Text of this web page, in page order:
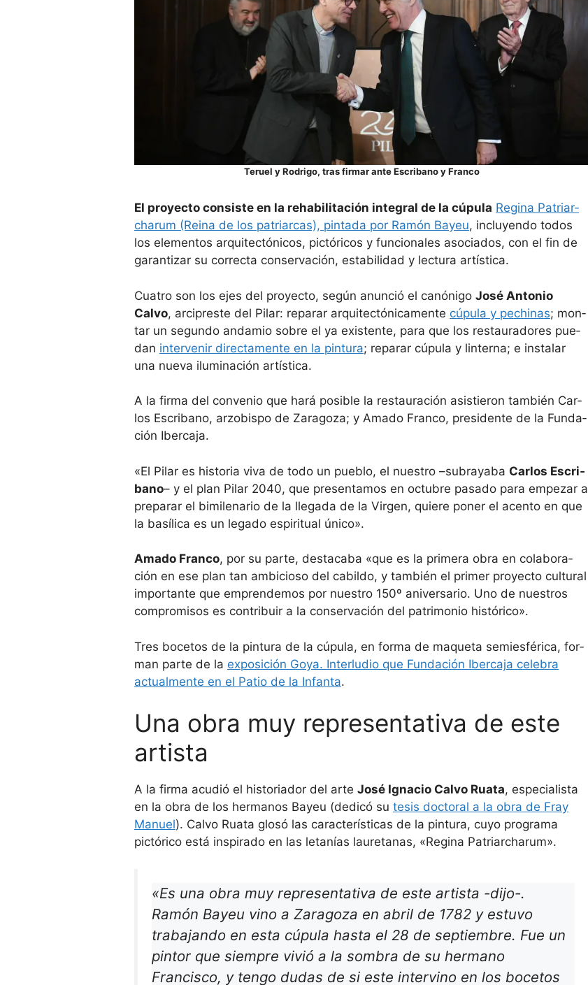
Teruel y Rodrigo, tras firmar ante Escribano y Franco
El pro­yecto con­siste en la reha­bi­li­ta­ción inte­gral de la cúpula Regina Patriar­
cha­rum (Reina de los patriar­cas), pin­tada por Ramón Bayeu, inclu­yendo todos
los ele­men­tos arqui­tec­tó­ni­cos, pic­tó­ri­cos y fun­cio­na­les aso­cia­dos, con el fin de
garan­ti­zar su correcta con­ser­va­ción, esta­bi­li­dad y lec­tura artís­tica.
Cua­tro son los ejes del pro­yecto, según anun­ció el canó­nigo José Anto­nio
Calvo, arci­preste del Pilar: repa­rar arqui­tec­tó­ni­ca­mente cúpula y pechi­nas; mon­
tar un segundo anda­mio sobre el ya exis­tente, para que los res­tau­ra­do­res pue­
dan inter­ve­nir direc­ta­mente en la pin­tura; repa­rar cúpula y lin­terna; e ins­ta­lar
una nueva ilu­mi­na­ción artís­tica.
A la firma del con­ve­nio que hará posi­ble la res­tau­ra­ción asis­tie­ron tam­bién Car­
los Escri­bano, arzo­bispo de Zara­goza; y Amado Franco, pre­si­dente de la Fun­da­
ción Iber­caja.
«El Pilar es his­to­ria viva de todo un pue­blo, el nues­tro –subra­yaba Car­los Escri­
bano– y el plan Pilar 2040, que pre­sen­ta­mos en octu­bre pasado para empe­zar a
pre­pa­rar el bimi­le­na­rio de la lle­gada de la Vir­gen, quiere poner el acento en que
la basí­lica es un legado espi­ri­tual único».
Amado Franco, por su parte, des­ta­caba «que es la pri­mera obra en cola­bo­ra­
ción en ese plan tan ambi­cioso del cabildo, y tam­bién el pri­mer pro­yecto cul­tu­ral
impor­tante que empren­de­mos por nues­tro 150º ani­ver­sa­rio. Uno de nues­tros
com­pro­mi­sos es con­tri­buir a la con­ser­va­ción del patri­mo­nio his­tó­rico».
Tres boce­tos de la pin­tura de la cúpula, en forma de maqueta semies­fé­rica, for­
man parte de la expo­si­ción Goya. Inter­lu­dio que Fun­da­ción Iber­caja cele­bra
actual­mente en el Patio de la Infanta.
Una obra muy representativa de este
artista
A la firma acudió el historiador del arte José Ignacio Calvo Ruata, especialista
en la obra de los hermanos Bayeu (dedicó su tesis doctoral a la obra de Fray
Manuel). Calvo Ruata glosó las características de la pintura, cuyo programa
pictórico está inspirado en las letanías lauretanas, «Regina Patriarcharum».
«Es una obra muy representativa de este artista -dijo-.
Ramón Bayeu vino a Zaragoza en abril de 1782 y estuvo
trabajando en esta cúpula hasta el 28 de septiembre. Fue un
pintor que siempre vivió a la sombra de su hermano
Francisco, y tengo dudas de si este intervino en los bocetos